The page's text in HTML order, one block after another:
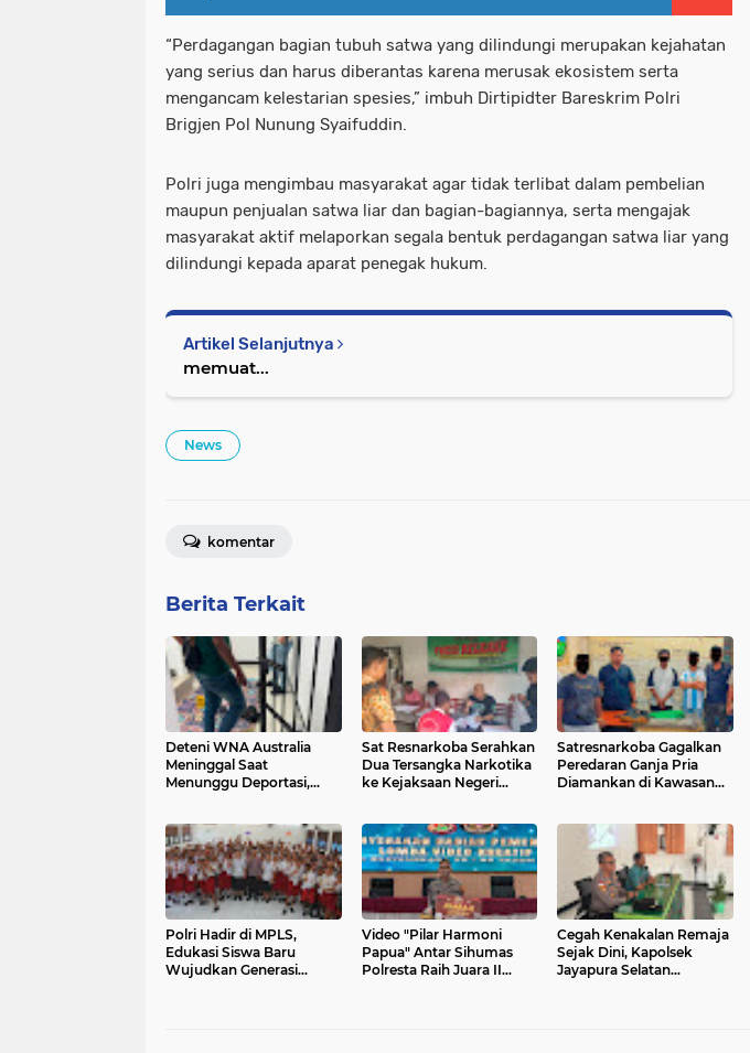
“Perdagangan bagian tubuh satwa yang dilindungi merupakan kejahatan
yang serius dan harus diberantas karena merusak ekosistem serta
mengancam kelestarian spesies,” imbuh Dirtipidter Bareskrim Polri
Brigjen Pol Nunung Syaifuddin.
Polri juga mengimbau masyarakat agar tidak terlibat dalam pembelian
maupun penjualan satwa liar dan bagian-bagiannya, serta mengajak
masyarakat aktif melaporkan segala bentuk perdagangan satwa liar yang
dilindungi kepada aparat penegak hukum.
Artikel Selanjutnya
memuat...
News
komentar
Berita Terkait
Deteni WNA Australia
Meninggal Saat
Menunggu Deportasi,
Sat Resnarkoba Serahkan
Dua Tersangka Narkotika
ke Kejaksaan Negeri
‎Satresnarkoba Gagalkan
Peredaran Ganja Pria
Diamankan di Kawasan
Polri Hadir di MPLS,
Edukasi Siswa Baru
Wujudkan Generasi
Video "Pilar Harmoni
Papua" Antar Sihumas
Polresta Raih Juara II
Cegah Kenakalan Remaja
Sejak Dini, Kapolsek
Jayapura Selatan